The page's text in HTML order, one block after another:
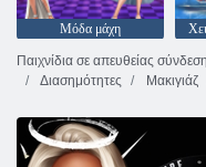
Μόδα μάχη
Παιχνίδια σε απευθείας σύνδεση
Διασημότητες
Μακιγιάζ